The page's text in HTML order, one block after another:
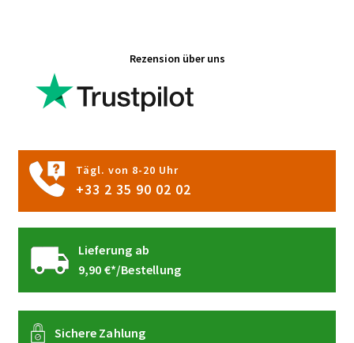
Rezension über uns
Tägl. von 8-20 Uhr
+33 2 35 90 02 02
Lieferung ab
9,90 €*/Bestellung
Sichere Zahlung